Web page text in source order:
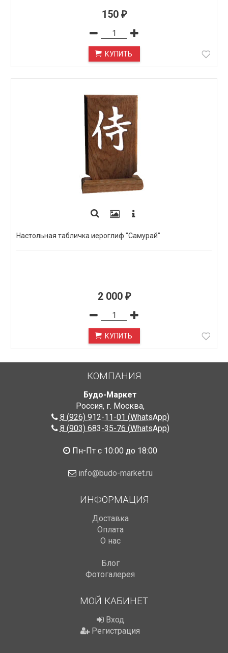
150 ₽
КУПИТЬ
Настольная табличка иероглиф "Самурай"
2 000 ₽
КУПИТЬ
КОМПАНИЯ
Будо-Маркет
Россия, г. Москва,
8 (926) 912-11-01 (WhatsApp)
8 (903) 683-35-76 (WhatsApp)
Пн-Пт с 10:00 до 18:00
info@budo-market.ru
ИНФОРМАЦИЯ
Доставка
Оплата
О нас
Блог
Фотогалерея
МОЙ КАБИНЕТ
Вход
Регистрация